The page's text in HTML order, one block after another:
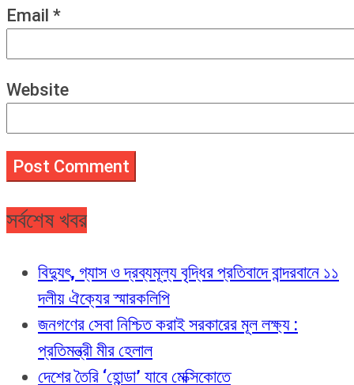
Email *
Website
সর্বশেষ খবর
বিদ্যুৎ, গ্যাস ও দ্রব্যমূল্য বৃদ্ধির প্রতিবাদে বান্দরবানে ১১
দলীয় ঐক্যের স্মারকলিপি
জনগণের সেবা নিশ্চিত করাই সরকারের মূল লক্ষ্য :
প্রতিমন্ত্রী মীর হেলাল
দেশের তৈরি ‘হোন্ডা’ যাবে মেক্সিকোতে